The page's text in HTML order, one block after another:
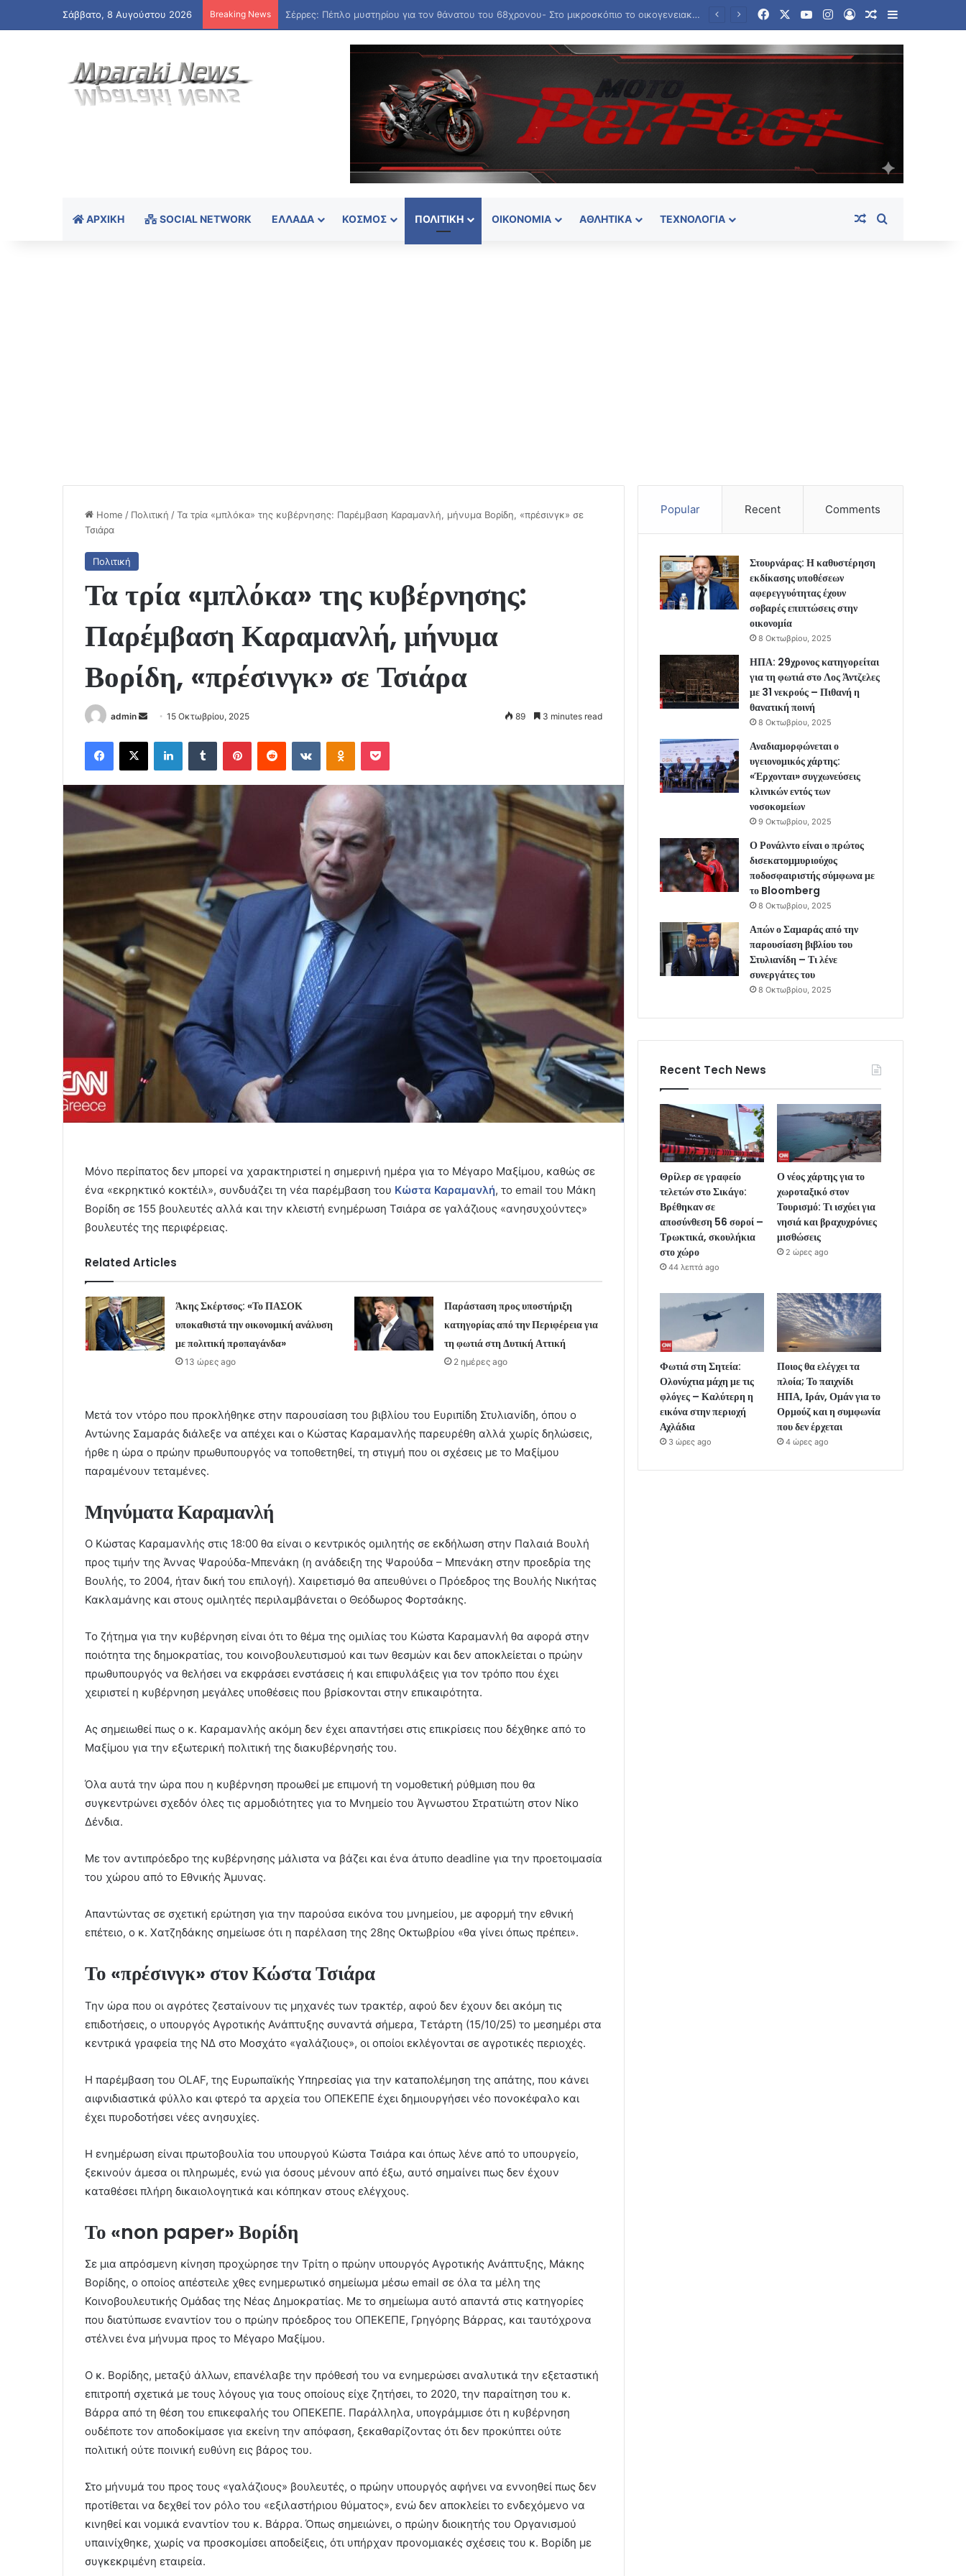
Σάββατο, 8 Αυγούστου 2026 Breaking News Θρίλερ σε γραφείο τελετών στο Σικάγο: Βρέθηκαν σε αποσύνθεση 56 σοροί – Τρωκτικά, σκουλήκια στο χώρο FacebookYouTubeInstagram
Log InRandom Article
Sidebar
ΑΡΧΙΚΉ SOCIAL NETWORK ΕΛΛΆΔΑ ΚΌΣΜΟΣ ΠΟΛΙΤΙΚΉ ΟΙΚΟΝΟΜΊΑ ΑΘΛΗΤΙΚΆ ΤΕΧΝΟΛΟΓΊΑ Random Article
Home / Πολιτική /Τα τρία «μπλόκα» της κυβέρνησης: Παρέμβαση Καραμανλή, μήνυμα Βορίδη, «πρέσινγκ» σε
Τσιάρα
Πολιτική
Τα τρία «μπλόκα» της κυβέρνησης:
Παρέμβαση Καραμανλή, μήνυμα
Βορίδη, «πρέσινγκ» σε Τσιάρα
admin
Send
email
15 Οκτωβρίου, 2025 89 3 minutes read
Facebook
X LinkedInTumblr PinterestReddit VKontakteOdnoklassniki
Pocket
Μόνο περίπατος δεν μπορεί να χαρακτηριστεί η σημερινή ημέρα για το Μέγαρο Μαξίμου, καθώς σε
ένα «εκρηκτικό κοκτέιλ», συνδυάζει τη νέα παρέμβαση του Κώστα Καραμανλή, το email του Μάκη
Βορίδη σε 155 βουλευτές αλλά και την κλειστή ενημέρωση Τσιάρα σε γαλάζιους «ανησυχούντες»
βουλευτές της περιφέρειας.
Related Articles
Άκης Σκέρτσος: «Το ΠΑΣΟΚ
υποκαθιστά την οικονομική ανάλυση
με πολιτική προπαγάνδα»
13 ώρες ago
Παράσταση προς υποστήριξη
κατηγορίας από την Περιφέρεια για
τη φωτιά στη Δυτική Αττική
2 ημέρες ago
Μετά τον ντόρο που προκλήθηκε στην παρουσίαση του βιβλίου του Ευριπίδη Στυλιανίδη, όπου ο
Αντώνης Σαμαράς διάλεξε να απέχει και ο Κώστας Καραμανλής παρευρέθη αλλά χωρίς δηλώσεις,
ήρθε η ώρα ο πρώην πρωθυπουργός να τοποθετηθεί, τη στιγμή που οι σχέσεις με το Μαξίμου
παραμένουν τεταμένες.
Μηνύματα Καραμανλή
Ο Κώστας Καραμανλής στις 18:00 θα είναι ο κεντρικός ομιλητής σε εκδήλωση στην Παλαιά Βουλή
προς τιμήν της Άννας Ψαρούδα-Μπενάκη (η ανάδειξη της Ψαρούδα – Μπενάκη στην προεδρία της
Βουλής, το 2004, ήταν δική του επιλογή). Χαιρετισμό θα απευθύνει ο Πρόεδρος της Βουλής Νικήτας
Κακλαμάνης και στους ομιλητές περιλαμβάνεται ο Θεόδωρος Φορτσάκης.
Το ζήτημα για την κυβέρνηση είναι ότι το θέμα της ομιλίας του Κώστα Καραμανλή θα αφορά στην
ποιότητα της δημοκρατίας, του κοινοβουλευτισμού και των θεσμών και δεν αποκλείεται ο πρώην
πρωθυπουργός να θελήσει να εκφράσει ενστάσεις ή και επιφυλάξεις για τον τρόπο που έχει
χειριστεί η κυβέρνηση μεγάλες υποθέσεις που βρίσκονται στην επικαιρότητα.
Ας σημειωθεί πως ο κ. Καραμανλής ακόμη δεν έχει απαντήσει στις επικρίσεις που δέχθηκε από το
Μαξίμου για την εξωτερική πολιτική της διακυβέρνησής του.
Όλα αυτά την ώρα που η κυβέρνηση προωθεί με επιμονή τη νομοθετική ρύθμιση που θα
συγκεντρώνει σχεδόν όλες τις αρμοδιότητες για το Μνημείο του Άγνωστου Στρατιώτη στον Νίκο
Δένδια.
Με τον αντιπρόεδρο της κυβέρνησης μάλιστα να βάζει και ένα άτυπο deadline για την προετοιμασία
του χώρου από το Εθνικής Άμυνας.
Απαντώντας σε σχετική ερώτηση για την παρούσα εικόνα του μνημείου, με αφορμή την εθνική
επέτειο, ο κ. Χατζηδάκης σημείωσε ότι η παρέλαση της 28ης Οκτωβρίου «θα γίνει όπως πρέπει».
Το «πρέσινγκ» στον Κώστα Τσιάρα
Την ώρα που οι αγρότες ζεσταίνουν τις μηχανές των τρακτέρ, αφού δεν έχουν δει ακόμη τις
επιδοτήσεις, ο υπουργός Αγροτικής Ανάπτυξης συναντά σήμερα, Τετάρτη (15/10/25) το μεσημέρι στα
κεντρικά γραφεία της ΝΔ στο Μοσχάτο «γαλάζιους», οι οποίοι εκλέγονται σε αγροτικές περιοχές.
Η παρέμβαση του OLAF, της Ευρωπαϊκής Υπηρεσίας για την καταπολέμηση της απάτης, που κάνει
αιφνιδιαστικά φύλλο και φτερό τα αρχεία του ΟΠΕΚΕΠΕ έχει δημιουργήσει νέο πονοκέφαλο και
έχει πυροδοτήσει νέες ανησυχίες.
Η ενημέρωση είναι πρωτοβουλία του υπουργού Κώστα Τσιάρα και όπως λένε από το υπουργείο,
ξεκινούν άμεσα οι πληρωμές, ενώ για όσους μένουν από έξω, αυτό σημαίνει πως δεν έχουν
καταθέσει πλήρη δικαιολογητικά και κόπηκαν στους ελέγχους.
Το «non paper» Βορίδη
Σε μια απρόσμενη κίνηση προχώρησε την Τρίτη ο πρώην υπουργός Αγροτικής Ανάπτυξης, Μάκης
Βορίδης, ο οποίος απέστειλε χθες ενημερωτικό σημείωμα μέσω email σε όλα τα μέλη της
Κοινοβουλευτικής Ομάδας της Νέας Δημοκρατίας. Με το σημείωμα αυτό απαντά στις κατηγορίες
που διατύπωσε εναντίον του ο πρώην πρόεδρος του ΟΠΕΚΕΠΕ, Γρηγόρης Βάρρας, και ταυτόχρονα
στέλνει ένα μήνυμα προς το Μέγαρο Μαξίμου.
Ο κ. Βορίδης, μεταξύ άλλων, επανέλαβε την πρόθεσή του να ενημερώσει αναλυτικά την εξεταστική
επιτροπή σχετικά με τους λόγους για τους οποίους είχε ζητήσει, το 2020, την παραίτηση του κ.
Βάρρα από τη θέση του επικεφαλής του ΟΠΕΚΕΠΕ. Παράλληλα, υπογράμμισε ότι η κυβέρνηση
ουδέποτε τον αποδοκίμασε για εκείνη την απόφαση, ξεκαθαρίζοντας ότι δεν προκύπτει ούτε
πολιτική ούτε ποινική ευθύνη εις βάρος του.
Στο μήνυμά του προς τους «γαλάζιους» βουλευτές, ο πρώην υπουργός αφήνει να εννοηθεί πως δεν
προτίθεται να δεχθεί τον ρόλο του «εξιλαστήριου θύματος», ενώ δεν αποκλείει το ενδεχόμενο να
κινηθεί και νομικά εναντίον του κ. Βάρρα. Όπως σημειώνει, ο πρώην διοικητής του Οργανισμού
υπαινίχθηκε, χωρίς να προσκομίσει αποδείξεις, ότι υπήρχαν προνομιακές σχέσεις του κ. Βορίδη με
συγκεκριμένη εταιρεία.
Popular Recent Comments
Στουρνάρας: Η καθυστέρηση
εκδίκασης υποθέσεων
αφερεγγυότητας έχουν
σοβαρές επιπτώσεις στην
οικονομία
8 Οκτωβρίου, 2025
ΗΠΑ: 29χρονος κατηγορείται
για τη φωτιά στο Λος Άντζελες
με 31 νεκρούς – Πιθανή η
θανατική ποινή
8 Οκτωβρίου, 2025
Αναδιαμορφώνεται ο
υγειονομικός χάρτης:
«Έρχονται» συγχωνεύσεις
κλινικών εντός των
νοσοκομείων
9 Οκτωβρίου, 2025
Ο Ρονάλντο είναι ο πρώτος
δισεκατομμυριούχος
ποδοσφαιριστής σύμφωνα με
το Bloomberg
8 Οκτωβρίου, 2025
Απών ο Σαμαράς από την
παρουσίαση βιβλίου του
Στυλιανίδη – Τι λένε
συνεργάτες του
8 Οκτωβρίου, 2025
Recent Tech News
Θρίλερ σε γραφείο
τελετών στο Σικάγο:
Βρέθηκαν σε
αποσύνθεση 56 σοροί –
Τρωκτικά, σκουλήκια
στο χώρο
44 λεπτά ago
Ο νέος χάρτης για το
χωροταξικό στον
Τουρισμό: Τι ισχύει για
νησιά και βραχυχρόνιες
μισθώσεις
2 ώρες ago
Φωτιά στη Σητεία:
Ολονύχτια μάχη με τις
φλόγες – Καλύτερη η
εικόνα στην περιοχή
Αχλάδια
3 ώρες ago
Ποιος θα ελέγχει τα
πλοία; Το παιχνίδι
ΗΠΑ, Ιράν, Ομάν για το
Ορμούζ και η συμφωνία
που δεν έρχεται
4 ώρες ago